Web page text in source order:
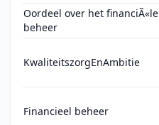
Oordeel over het financiÃ«le
beheer
KwaliteitszorgEnAmbitie
Financieel beheer